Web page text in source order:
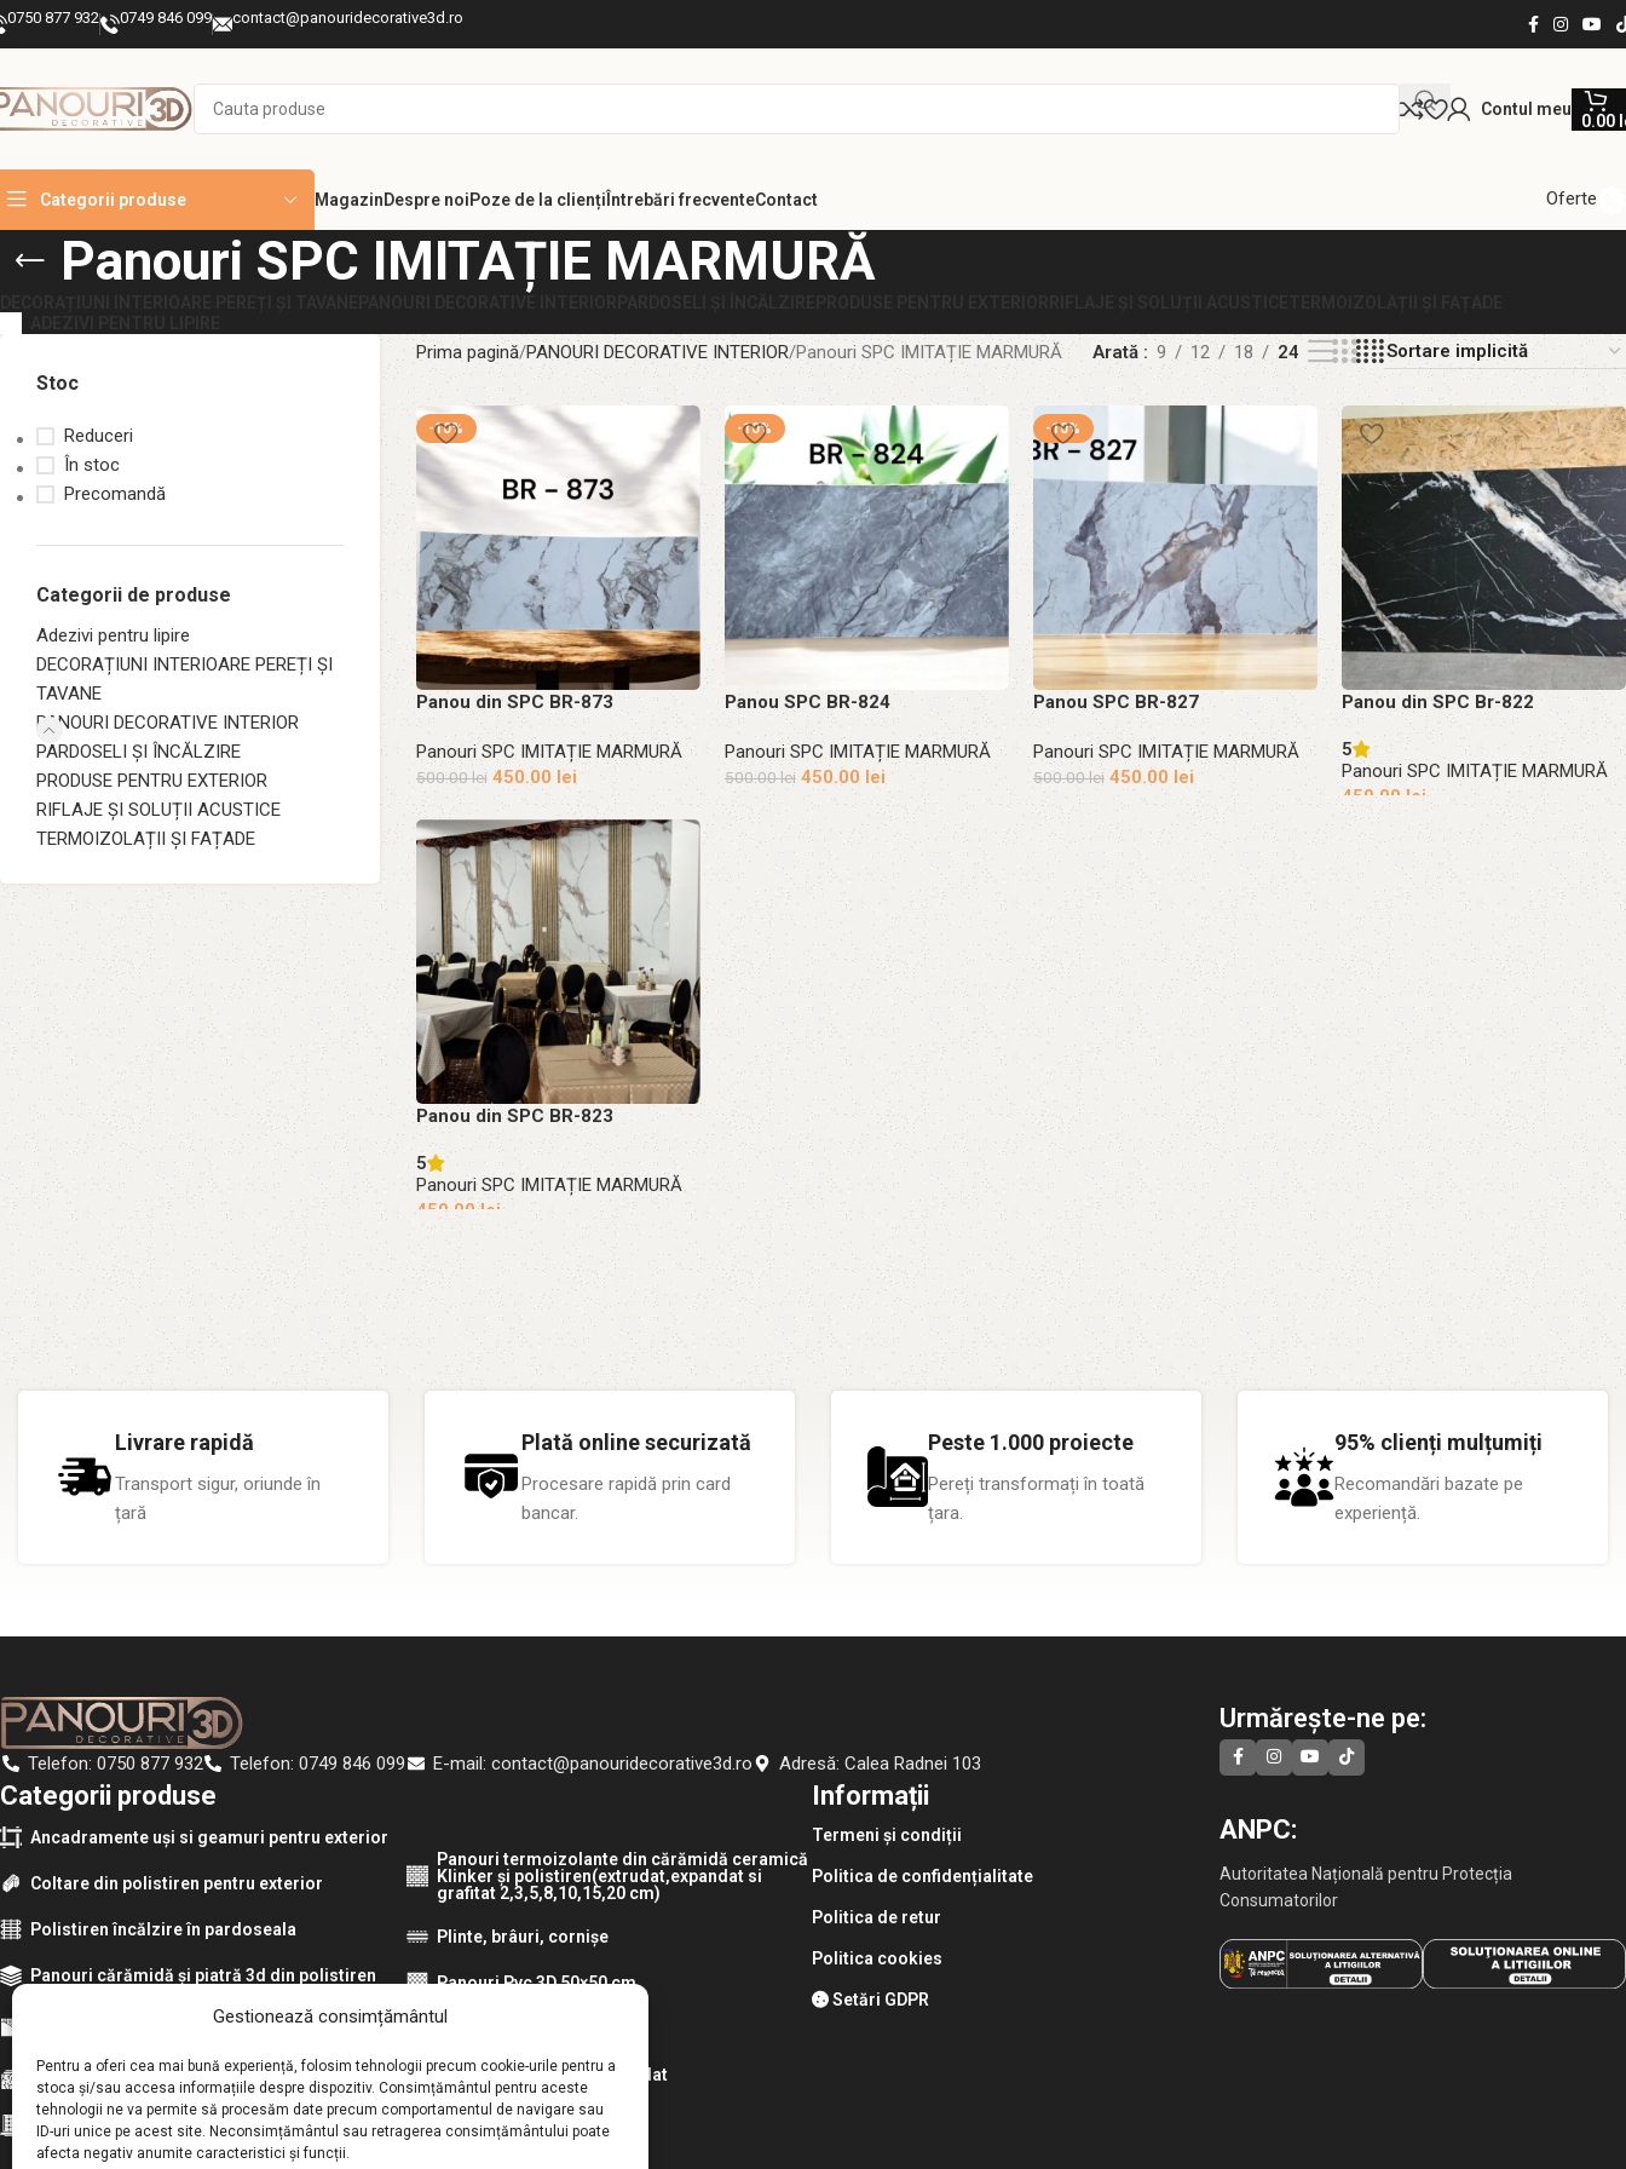
Gestionează consimțământul
Pentru a oferi cea mai bună experiență, folosim tehnologii precum cookie-urile pentru a
stoca și/sau accesa informațiile despre dispozitiv. Consimțământul pentru aceste
tehnologii ne va permite să procesăm date precum comportamentul de navigare sau
ID-uri unice pe acest site. Neconsimțământul sau retragerea consimțământului poate
afecta negativ anumite caracteristici și funcții.
0750 877 932 0749 846 099 contact@panouridecorative3d.ro
Contul meu
0.00
Categorii produse MagazinDespre noiPoze de la clienți Întrebări frecventeContact Oferte
Panouri SPC IMITAȚIE MARMURĂ
Stoc
Reduceri
În stoc
Precomandă
Categorii de produse
Adezivi pentru lipire
DECORAȚIUNI INTERIOARE PEREȚI ȘI
TAVANE
PANOURI DECORATIVE INTERIOR
PARDOSELI ȘI ÎNCĂLZIRE
PRODUSE PENTRU EXTERIOR
RIFLAJE ȘI SOLUȚII ACUSTICE
TERMOIZOLAȚII ȘI FAȚADE
Prima pagină PANOURI DECORATIVE INTERIOR Panouri SPC IMITAȚIE MARMURĂ Arată 9 12 18 24
-10%
Panou din SPC BR-873
Panouri SPC IMITAȚIE MARMURĂ
500.00lei 450.00 lei
Adaugă în coș
-10%
Panou SPC BR-824
Panouri SPC IMITAȚIE MARMURĂ
500.00lei 450.00 lei
Adaugă în coș
-10%
Panou SPC BR-827
Panouri SPC IMITAȚIE MARMURĂ
500.00lei 450.00 lei
Adaugă în coș
Panou din SPC Br-822
5
Panouri SPC IMITAȚIE MARMURĂ
450.00 lei
Adaugă în coș
Panou din SPC BR-823
5
Panouri SPC IMITAȚIE MARMURĂ
450.00lei
Adaugă în coș
Livrare rapidă
Transport sigur, oriunde în
țară
Plată online securizată
Procesare rapidă prin card
bancar.
Peste 1.000 proiecte
Pereți transformați în toată
țara.
95% clienți mulțumiți
Recomandări bazate pe
experiență.
Telefon: 0750 877 932 Telefon: 0749 846 099 E-mail: contact@panouridecorative3d.ro Adresă: Calea Radnei 103
Categorii produse
Ancadramente uși si geamuri pentru exterior
Coltare din polistiren pentru exterior
Polistiren încălzire în pardoseala
Panouri cărămidă și piatră 3d din polistiren
Panouri termoizolante pentru exterior din
Panouri PVC IMITAȚIE MARMURA
Panouri SPC IMITAȚIE MARMURĂ
Panouri termoizolante din cărămidă ceramică
Klinker și polistiren(extrudat,expandat si
grafitat 2,3,5,8,10,15,20 cm)
Plinte, brâuri, cornișe
Panouri Pvc 3D 50×50 cm
Riflaje din duropolimer
Riflaje din polistiren extrudat
Riflaje si panouri acustice
Informații
Termeni și condiții
Politica de confidențialitate
Politica de retur
Politica cookies
Setări GDPR
Urmărește-ne pe:
ANPC:
Autoritatea Națională pentru Protecția
Consumatorilor